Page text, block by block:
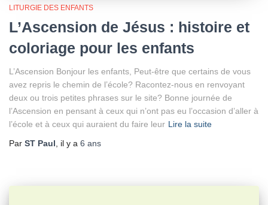
LITURGIE DES ENFANTS
L’Ascension de Jésus : histoire et
coloriage pour les enfants
L’Ascension Bonjour les enfants, Peut-être que certains de vous
avez repris le chemin de l’école? Racontez-nous en renvoyant
deux ou trois petites phrases sur le site? Bonne journée de
l’Ascension en pensant à ceux qui n’ont pas eu l’occasion d’aller à
l’école et à ceux qui auraient du faire leur Lire la suite
Par ST Paul, il y a 6 ans